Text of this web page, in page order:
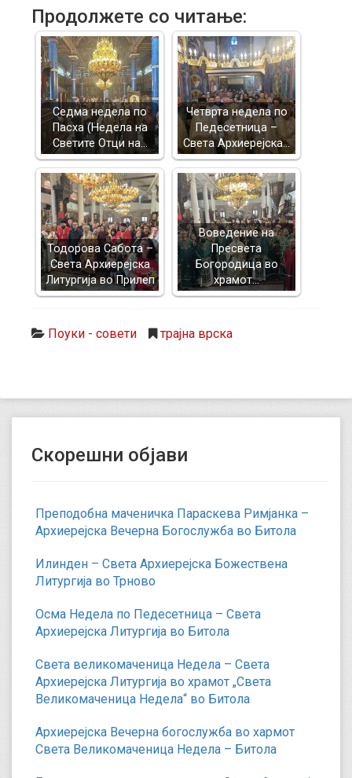
Продолжете со читање:
Седма недела по
Пасха (Недела на
Светите Отци на…
Четврта недела по
Педесетница –
Света Архиерејска…
Тодорова Сабота –
Света Архиерејска
Литургија во Прилеп
Воведение на
Пресвета
Богородица во
храмот…
Поуки - совети трајна врска
Скорешни објави
Преподобна маченичка Параскева Римјанка –
Архиерејска Вечерна Богослужба во Битола
Илинден – Света Архиерејска Божествена
Литургија во Трново
Осма Недела по Педесетница – Света
Архиерејска Литургија во Битола
Света великомаченица Недела – Света
Архиерејска Литургија во храмот „Света
Великомаченица Недела“ во Битола
Архиерејска Вечерна богослужба во хармот
Света Великомаченица Недела – Битола